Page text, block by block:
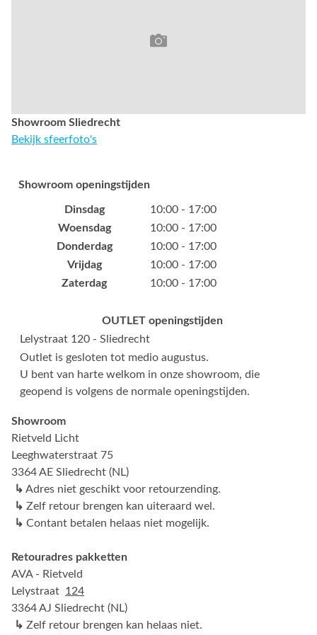
Showroom Sliedrecht
Bekijk sfeerfoto's
Showroom openingstijden
Dinsdag
10:00 - 17:00
Woensdag
10:00 - 17:00
Donderdag
10:00 - 17:00
Vrijdag
10:00 - 17:00
Zaterdag
10:00 - 17:00
OUTLET openingstijden
Lelystraat 120 - Sliedrecht
Outlet is gesloten tot medio augustus.
U bent van harte welkom in onze showroom, die
geopend is volgens de normale openingstijden.
Showroom
Rietveld Licht
Leeghwaterstraat 75
3364 AE Sliedrecht (NL)
↳ Adres niet geschikt voor retourzending.
↳ Zelf retour brengen kan uiteraard wel.
↳ Contant betalen helaas niet mogelijk.
Retouradres pakketten
AVA - Rietveld
Lelystraat 124
3364 AJ Sliedrecht (NL)
↳ Zelf retour brengen kan helaas niet.